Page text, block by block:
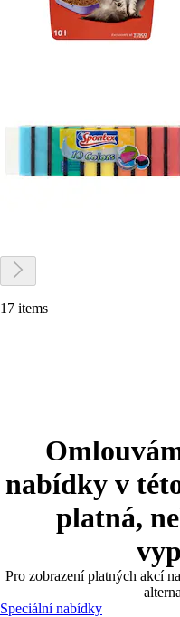
17 items
nabídky v
platná,
Pro zobrazení platných akcí
Speciální nabídky